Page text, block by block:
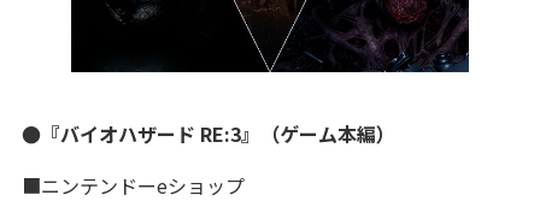
●『バイオハザード RE:3』（ゲーム本編）
■ニンテンドーeショップ